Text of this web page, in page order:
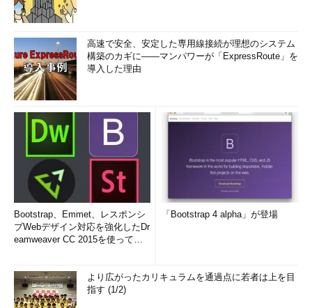
高速で安全、安定した専用線接続が理想のシステム
構築のカギに――マンパワーが「ExpressRoute」を
導入した理由
Bootstrap、Emmet、レスポンシ
ブWebデザイン対応を強化したDr
eamweaver CC 2015を使って
「Bootstrap 4 alpha」が登場
より広がったカリキュラムを通過点に若者は上を目
指す (1/2)